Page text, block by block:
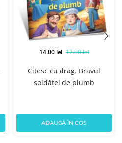
Citesc cu drag. Bravul
soldățel de plumb
14.00 lei 17.00 lei
ADAUGĂ ÎN COȘ